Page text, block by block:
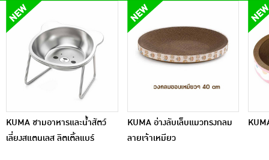
KUMA ชามอาหารและน้ำสัตว์
เลี่ยงสแตนเลส ลิตเติ้ลแบร์
KUMA อ่างลับเล็บแมวทรงกลม
ลายเจ้าเหมียว